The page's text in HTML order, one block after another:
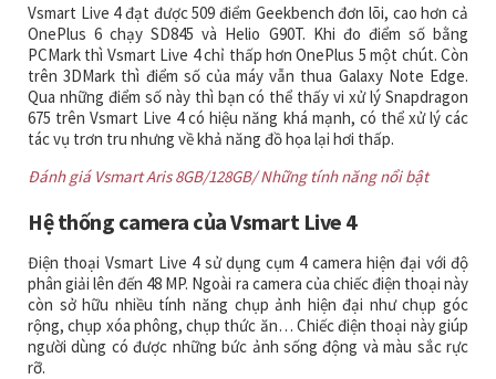
Vsmart Live 4 đạt được 509 điểm Geekbench đơn lõi, cao hơn cả
OnePlus 6 chạy SD845 và Helio G90T. Khi đo điểm số bằng
PCMark thì Vsmart Live 4 chỉ thấp hơn OnePlus 5 một chút. Còn
trên 3DMark thì điểm số của máy vẫn thua Galaxy Note Edge.
Qua những điểm số này thì bạn có thể thấy vi xử lý Snapdragon
675 trên Vsmart Live 4 có hiệu năng khá mạnh, có thể xử lý các
tác vụ trơn tru nhưng về khả năng đồ họa lại hơi thấp.
Đánh giá Vsmart Aris 8GB/128GB/ Những tính năng nổi bật
Hệ thống camera của Vsmart Live 4
Điện thoại Vsmart Live 4 sử dụng cụm 4 camera hiện đại với độ
phân giải lên đến 48 MP. Ngoài ra camera của chiếc điện thoại này
còn sở hữu nhiều tính năng chụp ảnh hiện đại như chụp góc
rộng, chụp xóa phông, chụp thức ăn… Chiếc điện thoại này giúp
người dùng có được những bức ảnh sống động và màu sắc rực
rỡ.